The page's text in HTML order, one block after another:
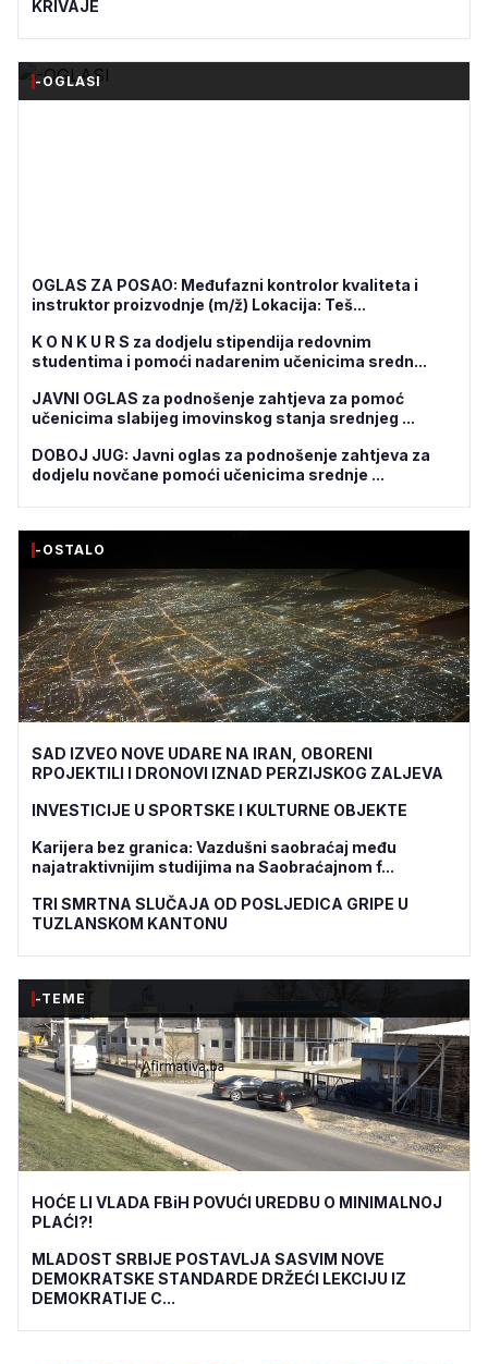
KRIVAJE
-OGLASI
OGLAS ZA POSAO: Međufazni kontrolor kvaliteta i
instruktor proizvodnje (m/ž) Lokacija: Teš...
K O N K U R S za dodjelu stipendija redovnim
studentima i pomoći nadarenim učenicima sredn...
JAVNI OGLAS za podnošenje zahtjeva za pomoć
učenicima slabijeg imovinskog stanja srednjeg ...
DOBOJ JUG: Javni oglas za podnošenje zahtjeva za
dodjelu novčane pomoći učenicima srednje ...
-OSTALO
SAD IZVEO NOVE UDARE NA IRAN, OBORENI
RPOJEKTILI I DRONOVI IZNAD PERZIJSKOG ZALJEVA
INVESTICIJE U SPORTSKE I KULTURNE OBJEKTE
Karijera bez granica: Vazdušni saobraćaj među
najatraktivnijim studijima na Saobraćajnom f...
TRI SMRTNA SLUČAJA OD POSLJEDICA GRIPE U
TUZLANSKOM KANTONU
-TEME
HOĆE LI VLADA FBiH POVUĆI UREDBU O MINIMALNOJ
PLAĆI?!
MLADOST SRBIJE POSTAVLJA SASVIM NOVE
DEMOKRATSKE STANDARDE DRŽEĆI LEKCIJU IZ
DEMOKRATIJE C...